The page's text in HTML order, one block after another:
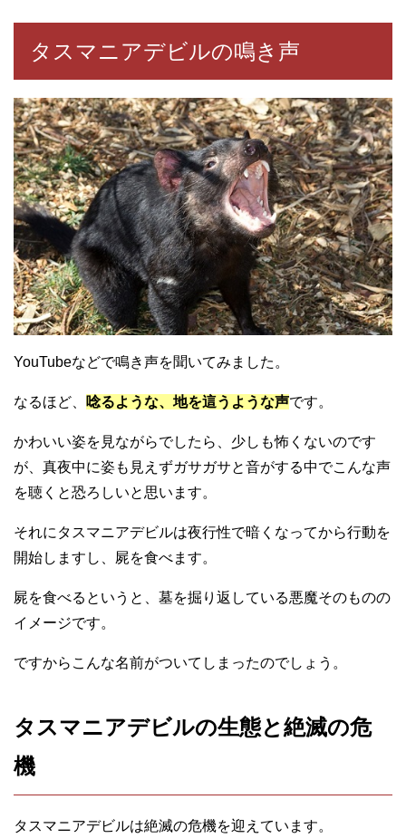
タスマニアデビルの鳴き声
YouTubeなどで鳴き声を聞いてみました。
なるほど、 唸るような、地を這うような声です。
かわいい姿を見ながらでしたら、少しも怖くないのです
が、真夜中に姿も見えずガサガサと音がする中でこんな声
を聴くと恐ろしいと思います。
それにタスマニアデビルは夜行性で暗くなってから行動を
開始しますし、屍を食べます。
屍を食べるというと、墓を掘り返している悪魔そのものの
イメージです。
ですからこんな名前がついてしまったのでしょう。
タスマニアデビルの生態と絶滅の危
機
タスマニアデビルは絶滅の危機を迎えています。